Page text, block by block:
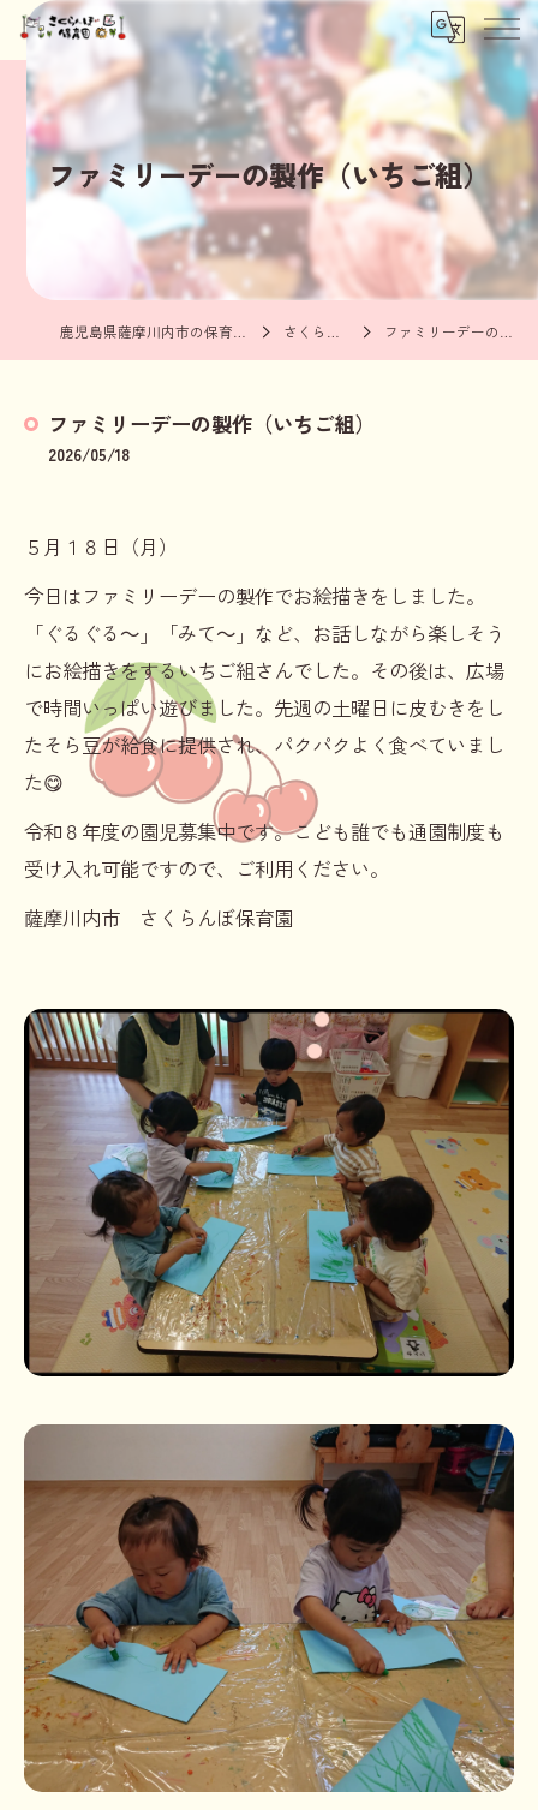
ファミリーデーの製作（いちご組）
さくらんぼブログ ファミリーデーの製作（いちご組）
ファミリーデーの製作（いちご組）
2026/05/18
５月１８日（月）
今日はファミリーデーの製作でお絵描きをしました。
「ぐるぐる～」「みて～」など、お話しながら楽しそう
にお絵描きをするいちご組さんでした。その後は、広場
で時間いっぱい遊びました。先週の土曜日に皮むきをし
たそら豆が給食に提供され、パクパクよく食べていまし
た😋
令和８年度の園児募集中です。こども誰でも通園制度も
受け入れ可能ですので、ご利用ください。
薩摩川内市 さくらんぼ保育園